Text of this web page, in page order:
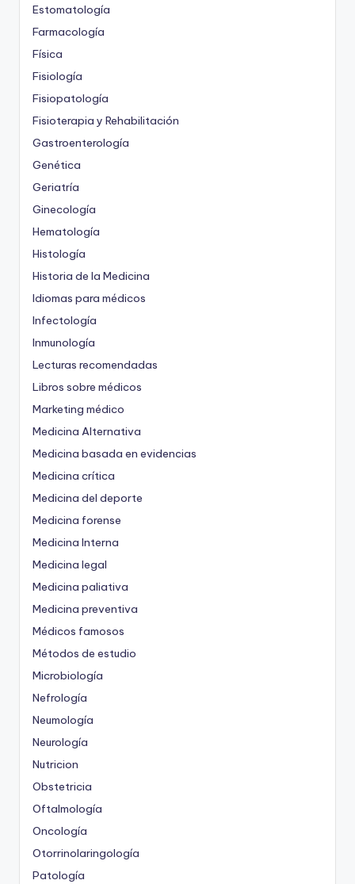
Estomatología
Farmacología
Física
Fisiología
Fisiopatología
Fisioterapia y Rehabilitación
Gastroenterología
Genética
Geriatría
Ginecología
Hematología
Histología
Historia de la Medicina
Idiomas para médicos
Infectología
Inmunología
Lecturas recomendadas
Libros sobre médicos
Marketing médico
Medicina Alternativa
Medicina basada en evidencias
Medicina crítica
Medicina del deporte
Medicina forense
Medicina Interna
Medicina legal
Medicina paliativa
Medicina preventiva
Médicos famosos
Métodos de estudio
Microbiología
Nefrología
Neumología
Neurología
Nutricion
Obstetricia
Oftalmología
Oncología
Otorrinolaringología
Patología